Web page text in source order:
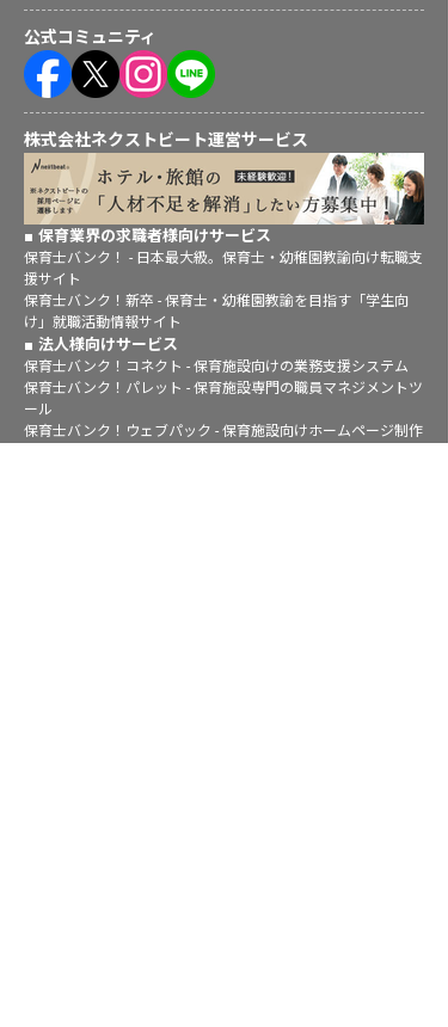
公式コミュニティ
株式会社ネクストビート運営サービス
保育業界の求職者様向けサービス
保育士バンク！ - 日本最大級。保育士・幼稚園教諭向け転職支
援サイト
保育士バンク！新卒 - 保育士・幼稚園教諭を目指す「学生向
け」就職活動情報サイト
法人様向けサービス
保育士バンク！コネクト - 保育施設向けの業務支援システム
保育士バンク！パレット - 保育施設専門の職員マネジメントツ
ール
保育士バンク！ウェブパック - 保育施設向けホームページ制作